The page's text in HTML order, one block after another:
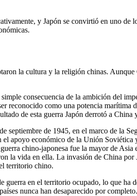
y Japón se convirtió en uno
la cultura y la religión chinas.
consecuencia de la ambición del
como una potencia marítima
de esta guerra Japón derrotó a China
septiembre de 1945, en el marco de la
apoyo económico de la Unión
chino-japonesa fue la mayor de
la vida en ella. La invasión de China
territorio chino.
en el territorio ocupado, lo que
nunca han desaparecido por completo.